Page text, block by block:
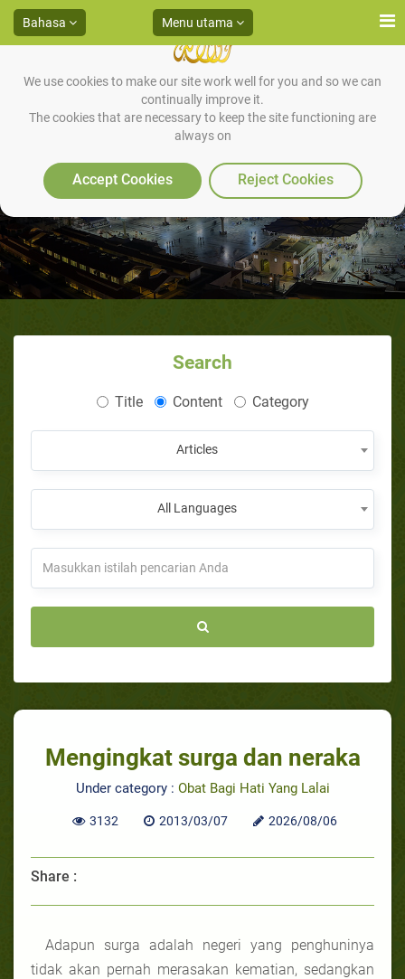
We use cookies to make our site work well for you and so we can
continually improve it.
The cookies that are necessary to keep the site functioning are
always on
Accept Cookies Reject Cookies
Bahasa Menu utama
Mengingkat surga dan neraka
Search
Title Content Category
Articles
All Languages
Mengingkat surga dan neraka
Under category : Obat Bagi Hati Yang Lalai
3132 2013/03/07 2026/08/06
Share :
Adapun surga adalah negeri yang penghuninya
tidak akan pernah merasakan kematian, sedangkan